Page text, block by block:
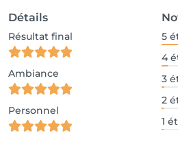
Détails
Résultat final
Ambiance
Personnel
5
4
3
2
1